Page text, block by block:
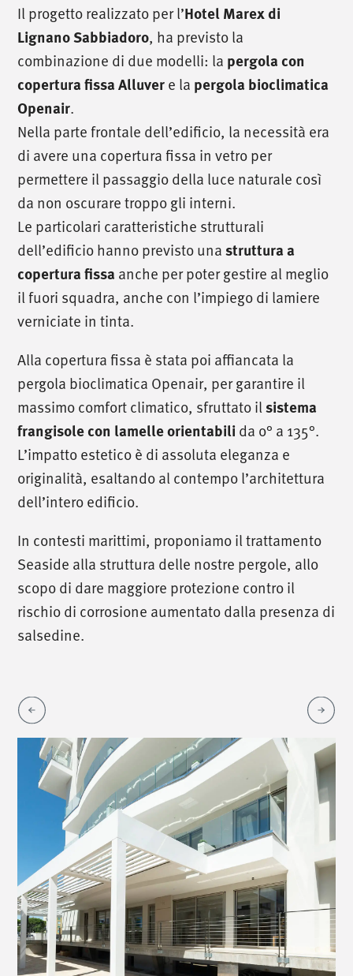
Il progetto realizzato per l’Hotel Marex di
Lignano Sabbiadoro, ha previsto la
combinazione di due modelli: la pergola con
copertura fissa Alluvere la pergola bioclimatica
Openair.
Nella parte frontale dell’edificio, la necessità era
di avere una copertura fissa in vetro per
permettere il passaggio della luce naturale così
da non oscurare troppo gli interni.
Le particolari caratteristiche strutturali
dell’edificio hanno previsto unastruttura a
copertura fissaanche per poter gestire al meglio
il fuori squadra, anche con l’impiego di lamiere
verniciate in tinta.
Alla copertura fissa è stata poi affiancata la
pergola bioclimatica Openair, per garantire il
massimo comfort climatico, sfruttato ilsistema
frangisole con lamelle orientabilida o° a 135°.
L’impatto estetico è di assoluta eleganza e
originalità, esaltando al contempo l’architettura
dell’intero edificio.
In contesti marittimi, proponiamo il trattamento
Seaside alla struttura delle nostre pergole, allo
scopo di dare maggiore protezione contro il
rischio di corrosione aumentato dalla presenza di
salsedine.